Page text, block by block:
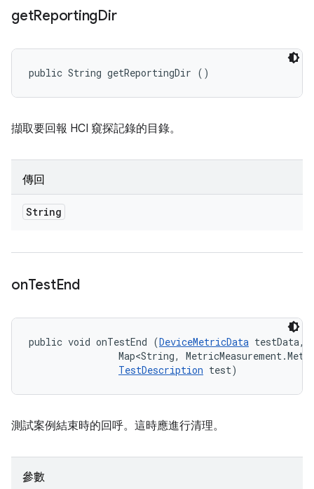
getReportingDir
public String getReportingDir ()
擷取要回報 HCI 窺探記錄的目錄。
傳回
String
onTestEnd
public void onTestEnd (DeviceMetricData testData,
Map<String,
TestDescription test)
測試案例結束時的回呼。這時應進行清理。
參數